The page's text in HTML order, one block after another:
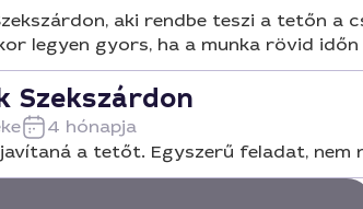
aki rendbe teszi a tetőn
legyen gyors, ha a munka rövid időn
Szekszárdon
4 hónapja
a tetőt. Egyszerű feladat, nem